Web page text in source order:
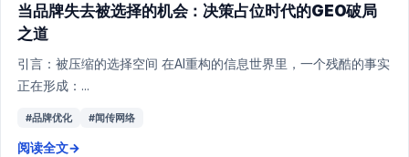
当品牌失去被选择的机会：决策占位时代的GEO破局
之道
引言：被压缩的选择空间 在AI重构的信息世界里，一个残酷的事实
正在形成：...
#品牌优化 #闻传网络
阅读全文→